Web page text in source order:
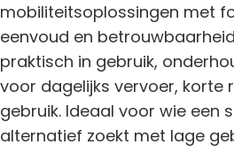
mobiliteitsoplossingen met
eenvoud en
praktisch in gebruik,
voor dagelijks vervoer, korte
gebruik. Ideaal voor wie een
alternatief zoekt met lage